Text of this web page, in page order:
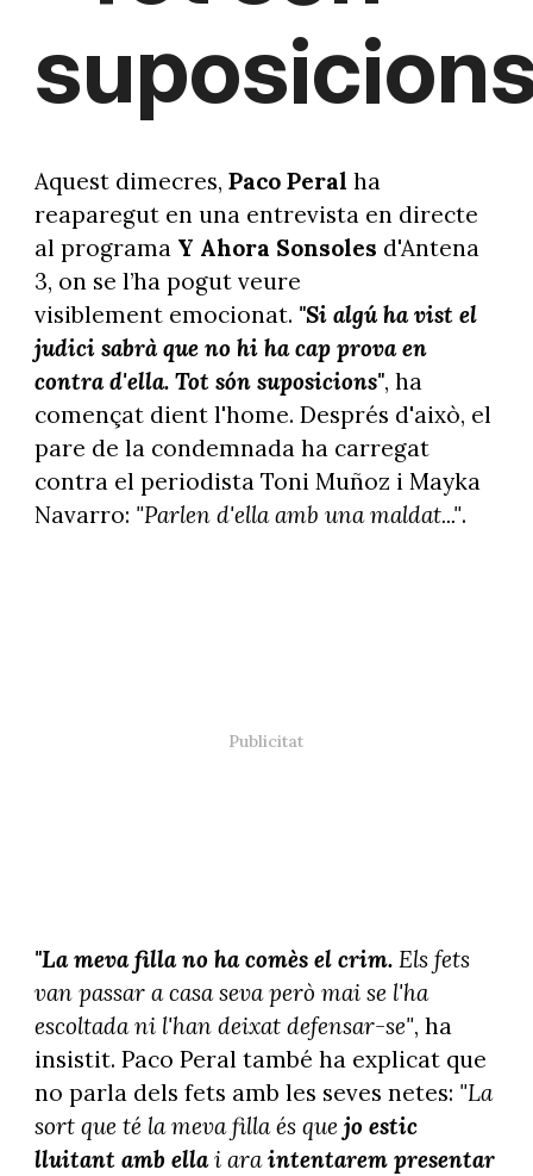
Aquest dimecres, Paco Peral ha
reaparegut en una entrevista en directe
al programa Y Ahora Sonsoles d'Antena
3, on se l’ha pogut veure
visiblement emocionat. "Si algú ha vist el
judici sabrà que no hi ha cap prova en
contra d'ella. Tot són suposicions", ha
començat dient l'home. Després d'això, el
pare de la condemnada ha carregat
contra el periodista Toni Muñoz i Mayka
Navarro: "Parlen d'ella amb una maldat...".
"La meva filla no ha comès el crim.Els fets
van passar a casa seva però mai se l'ha
escoltada ni l'han deixat defensar-se", ha
insistit. Paco Peral també ha explicat que
no parla dels fets amb les seves netes: "La
sort que té la meva filla és quejo estic
lluitant amb ellai araintentarem presentar